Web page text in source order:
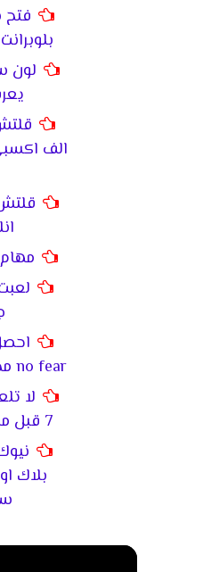
لون
الف
no fear مجانا وبسهولة
7 قبل مشاهدة هذا